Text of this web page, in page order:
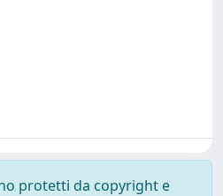
protetti da copyright e